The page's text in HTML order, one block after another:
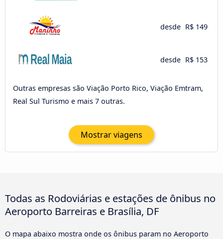
desde R$ 149
desde R$ 153
Outras empresas são Viação Porto Rico, Viação Emtram,
Real Sul Turismo e mais 7 outras.
Mostrar viagens
Todas as Rodoviárias e estações de ônibus no
Aeroporto Barreiras e Brasília, DF
O mapa abaixo mostra onde os ônibus param no Aeroporto